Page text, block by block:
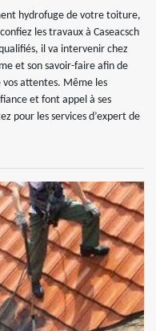
hydrofuge de votre toiture,
les travaux à Caseacsch
il va intervenir chez
et son savoir-faire afin de
attentes. Même les
et font appel à ses
pour les services d’expert de